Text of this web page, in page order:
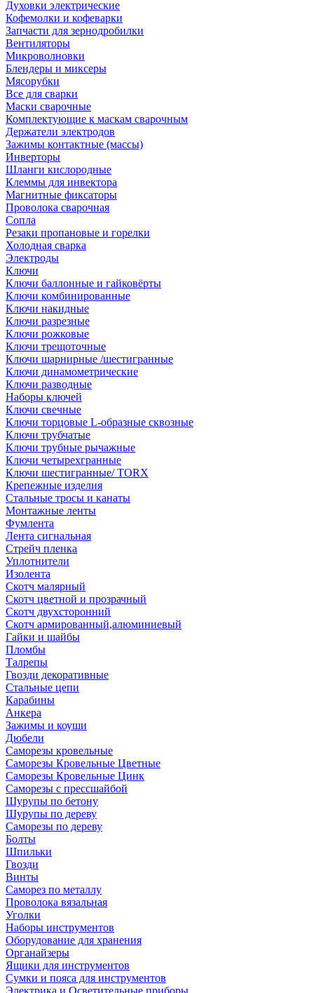
Духовки электрические
Кофемолки и кофеварки
Запчасти для зернодробилки
Вентиляторы
Микроволновки
Блендеры и миксеры
Мясорубки
Все для сварки
Маски сварочные
Комплектующие к маскам сварочным
Держатели электродов
Зажимы контактные (массы)
Инверторы
Шланги кислородные
Клеммы для инвектора
Магнитные фиксаторы
Проволока сварочная
Сопла
Резаки пропановые и горелки
Холодная сварка
Электроды
Ключи
Ключи баллонные и гайковёрты
Ключи комбинированные
Ключи накидные
Ключи разрезные
Ключи рожковые
Ключи трещоточные
Ключи шарнирные /шестигранные
Ключи динамометрические
Ключи разводные
Наборы ключей
Ключи свечные
Ключи торцовые L-образные сквозные
Ключи трубчатые
Ключи трубные рычажные
Ключи четырехгранные
Ключи шестигранные/ TORX
Крепежные изделия
Стальные тросы и канаты
Монтажные ленты
Фумлента
Лента сигнальная
Стрейч пленка
Уплотнители
Изолента
Скотч малярный
Скотч цветной и прозрачный
Скотч двухсторонний
Скотч армированный,алюминиевый
Гайки и шайбы
Пломбы
Талрепы
Гвозди декоративные
Стальные цепи
Карабины
Анкера
Зажимы и коуши
Дюбели
Саморезы кровельные
Саморезы Кровельные Цветные
Саморезы Кровельные Цинк
Саморезы с прессшайбой
Шурупы по бетону
Шурупы по дереву
Саморезы по дереву
Болты
Шпильки
Гвозди
Винты
Саморез по металлу
Проволока вязальная
Уголки
Наборы инструментов
Оборудование для хранения
Органайзеры
Ящики для инструментов
Сумки и пояса для инструментов
Электрика и Осветительные приборы